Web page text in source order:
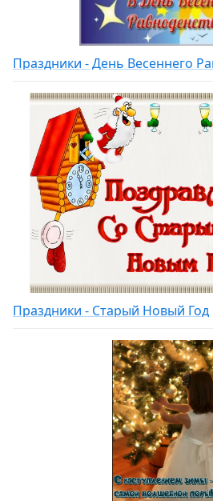
Праздники - День Весеннего
Праздники - Старый Новый Год